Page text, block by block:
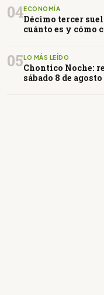
04ECONOMÍA
Décimo tercer
cuánto es y cómo
05 LO MÁS LEÍDO
Chontico Noche:
sábado 8 de